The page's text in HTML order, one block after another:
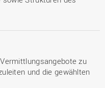
zu
und die gewählten